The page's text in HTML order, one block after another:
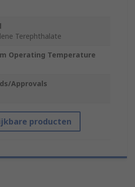
Terephthalate
Operating Temperature
Approvals
producten